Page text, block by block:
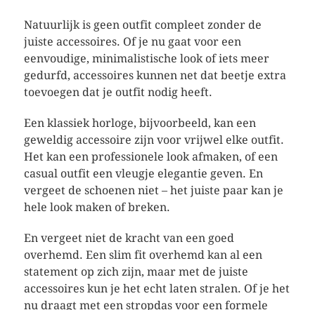
Natuurlijk is geen outfit compleet zonder de
juiste accessoires. Of je nu gaat voor een
eenvoudige, minimalistische look of iets meer
gedurfd, accessoires kunnen net dat beetje extra
toevoegen dat je outfit nodig heeft.
Een klassiek horloge, bijvoorbeeld, kan een
geweldig accessoire zijn voor vrijwel elke outfit.
Het kan een professionele look afmaken, of een
casual outfit een vleugje elegantie geven. En
vergeet de schoenen niet – het juiste paar kan je
hele look maken of breken.
En vergeet niet de kracht van een goed
overhemd. Een slim fit overhemd kan al een
statement op zich zijn, maar met de juiste
accessoires kun je het echt laten stralen. Of je het
nu draagt met een stropdas voor een formele